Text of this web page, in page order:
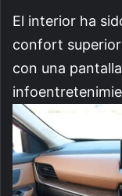
El interior ha
confort
con una